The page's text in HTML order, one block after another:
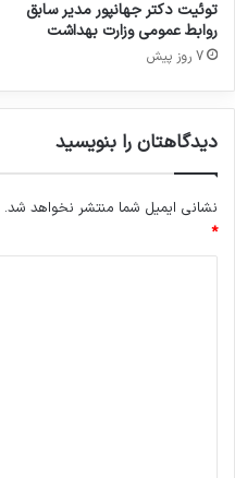
ن
و
ع
د
توئیت دکتر جهانپور مدیر سابق
روابط عمومی وزارت بهداشت
7 روز پیش
دیدگاهتان را بنویسید
نشانی ایمیل شما منتشر نخواهد شد.
*